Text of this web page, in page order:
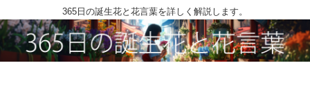
365日の誕生花と花言葉を詳しく解説します。